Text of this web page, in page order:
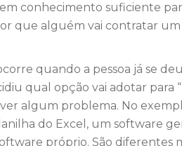
conhecimento suficiente
que alguém vai contratar um
quando a pessoa já se
qual opção vai adotar para
algum problema. No
do Excel, um software
próprio. São diferentes